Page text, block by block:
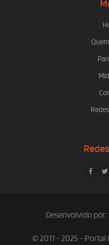
Desenvolvido por:
© 2011 - 2025 - Portal